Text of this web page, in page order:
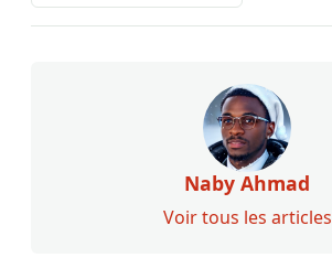
Naby Ahmad
Voir tous les articles